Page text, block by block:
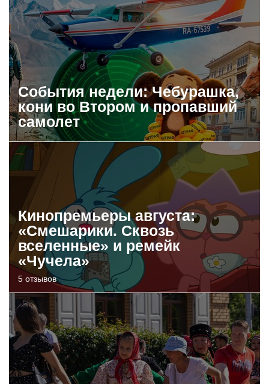
События недели: Чебурашка,
кони во Втором и пропавший
самолет
Кинопремьеры августа:
«Смешарики. Сквозь
вселенные» и ремейк
«Чучела»
5 отзывов